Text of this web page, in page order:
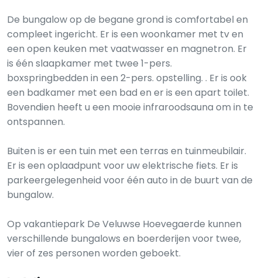
De bungalow op de begane grond is comfortabel en
compleet ingericht. Er is een woonkamer met tv en
een open keuken met vaatwasser en magnetron. Er
is één slaapkamer met twee 1-pers.
boxspringbedden in een 2-pers. opstelling. . Er is ook
een badkamer met een bad en er is een apart toilet.
Bovendien heeft u een mooie infraroodsauna om in te
ontspannen.
Buiten is er een tuin met een terras en tuinmeubilair.
Er is een oplaadpunt voor uw elektrische fiets. Er is
parkeergelegenheid voor één auto in de buurt van de
bungalow.
Op vakantiepark De Veluwse Hoevegaerde kunnen
verschillende bungalows en boerderijen voor twee,
vier of zes personen worden geboekt.